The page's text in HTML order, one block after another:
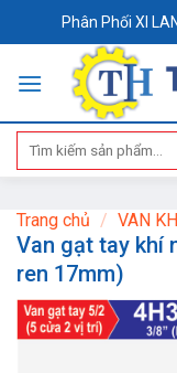
to
Phân Phối XI
Tìm
kiếm:
Trang chủ / VAN
Van gạt tay khí
ren 17mm)